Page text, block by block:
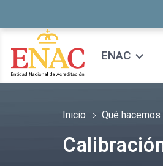
ENAC
Inicio Qué hacemos